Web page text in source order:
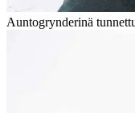
Auntogrynderinä